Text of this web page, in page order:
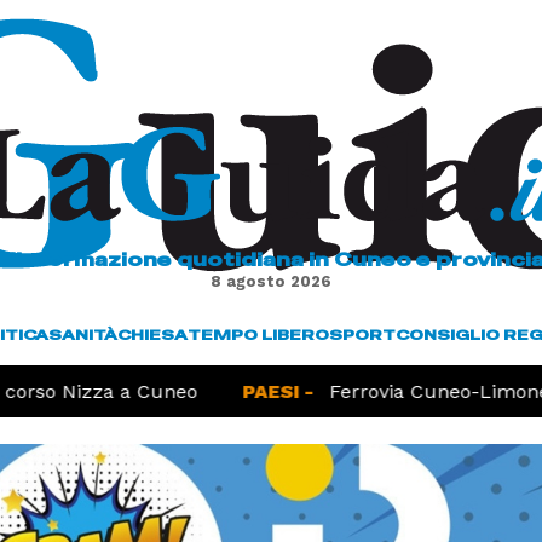
L'informazione quotidiana in Cuneo e
8 agosto 2026
SANITÀCHIESATEMPO LIBEROSPORTCONSIGLIO
Nizza a Cuneo PAESI - Ferrovia Cuneo-Limone,